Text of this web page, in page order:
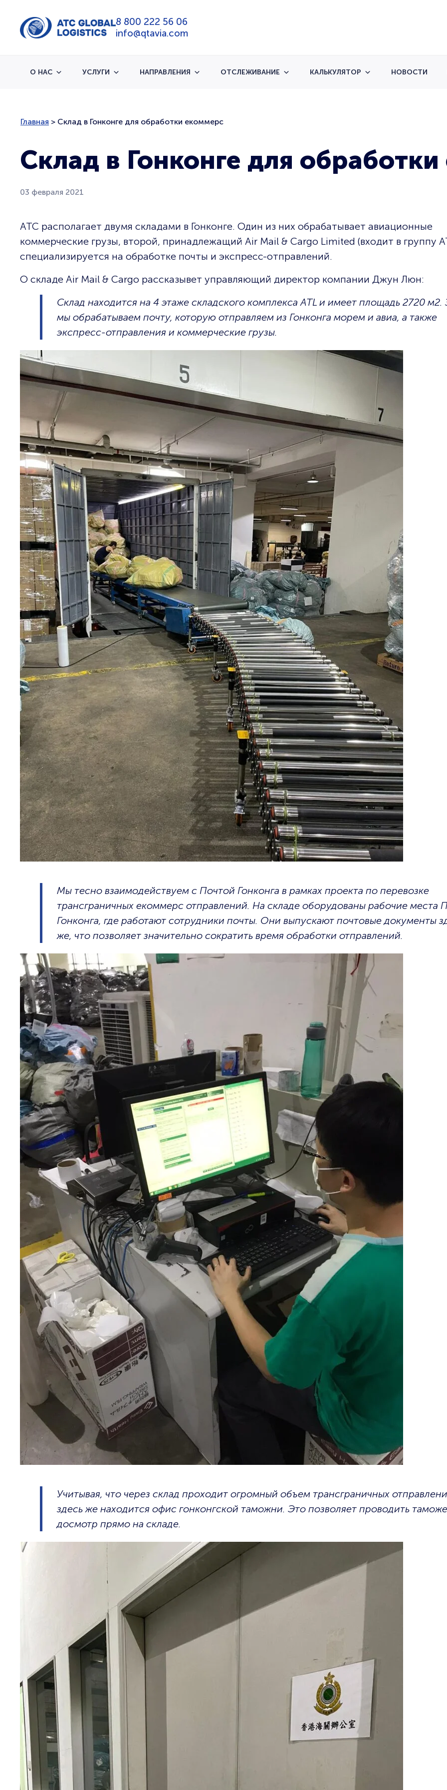
8 800 222 56 06
info@qtavia.com
О НАС УСЛУГИ НАПРАВЛЕНИЯ ОТСЛЕЖИВАНИЕ КАЛЬКУЛЯТОР НОВОСТИ
Главная > Склад в Гонконге для обработки екоммерс
Склад в Гонконге для
03 февраля 2021
АТС располагает двумя складами в Гонконге. Один из них обрабатывает авиационные
коммерческие грузы, второй, принадлежащий Air Mail & Cargo Limited (входит в группу
специализируется на обработке почты и экспресс-отправлений.
О складе Air Mail & Cargo рассказывет управляющий директор компании Джун Люн:
Склад находится на 4 этаже складского комплекса ATL и имеет площадь 2720 м2.
мы обрабатываем почту, которую отправляем из Гонконга морем и авиа, а также
экспресс-отправления и коммерческие грузы.
Мы тесно взаимодействуем с Почтой Гонконга в рамках проекта по перевозке
трансграничных екоммерс отправлений. На складе оборудованы рабочие места
Гонконга, где работают сотрудники почты. Они выпускают почтовые документы
же, что позволяет значительно сократить время обработки отправлений.
Учитывая, что через склад проходит огромный объем трансграничных
здесь же находится офис гонконгской таможни. Это позволяет проводить
досмотр прямо на складе.